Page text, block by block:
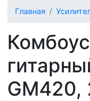
Главная
GM420,